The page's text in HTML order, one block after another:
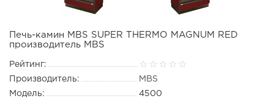
Печь-камин MBS SUPER THERMO MAGNUM RED
производитель MBS
Рейтинг:
Производитель:
MBS
Модель:
4500